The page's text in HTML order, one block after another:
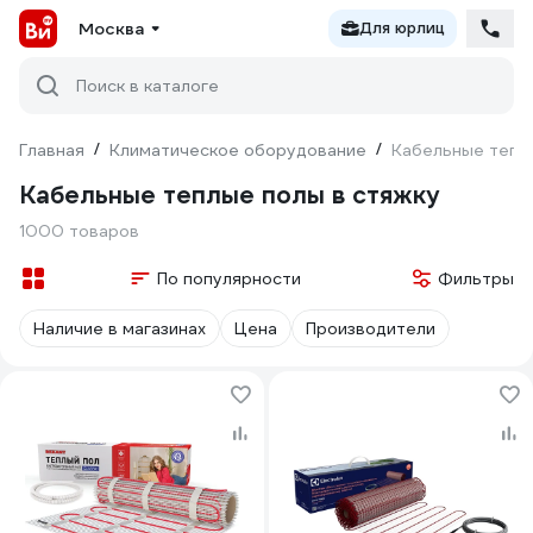
Москва Для юрлиц
Поиск в каталоге
Главная / Климатическое оборудование / Кабельные
Кабельные теплые полы в стяжку
1000 товаров
По популярности Фильтры
Наличие в магазинах Цена Производители